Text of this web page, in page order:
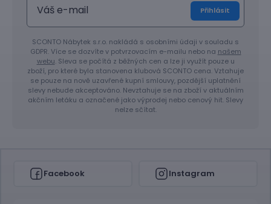
Přihlásit
SCONTO Nábytek s.r.o. nakládá s osobními údaji v souladu s
GDPR. Více se dozvíte v potvrzovacím e-mailu nebo na našem
webu. Sleva se počítá z běžných cen a lze ji využít pouze u
zboží, pro které byla stanovena klubová SCONTO cena. Vztahuje
se pouze na nově uzavřené kupní smlouvy, pozdější uplatnění
slevy nebude akceptováno. Nevztahuje se na zboží v aktuálním
akčním letáku a označené jako výprodej nebo cenový hit. Slevy
nelze sčítat.
Facebook Instagram